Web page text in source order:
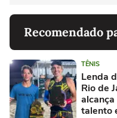
Recomendado
TÊNIS
Lenda
Rio de
talento